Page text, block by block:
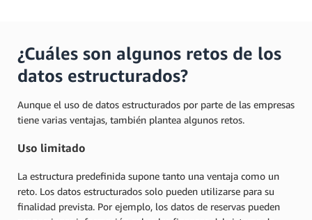
¿Cuáles son algunos retos de los
datos estructurados?
Aunque el uso de datos estructurados por parte de las empresas
tiene varias ventajas, también plantea algunos retos.
Uso limitado
La estructura predefinida supone tanto una ventaja como un
reto. Los datos estructurados solo pueden utilizarse para su
finalidad prevista. Por ejemplo, los datos de reservas pueden